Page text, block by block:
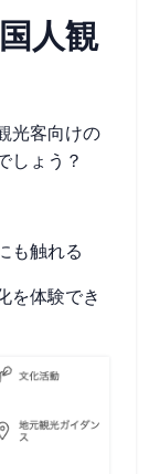
人観
光客向けの
しょう？
も触れる
を体験でき